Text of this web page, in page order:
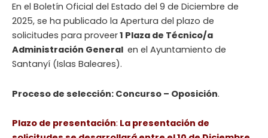
En el Boletín Oficial del Estado del 9 de Diciembre de
2025, se ha publicado la Apertura del plazo de
solicitudes para proveer1 Plaza de Técnico/a
Administración General en el Ayuntamiento de
Santanyí (Islas Baleares).
Proceso de selección: Concurso – Oposición.
Plazo de presentación: La presentación de